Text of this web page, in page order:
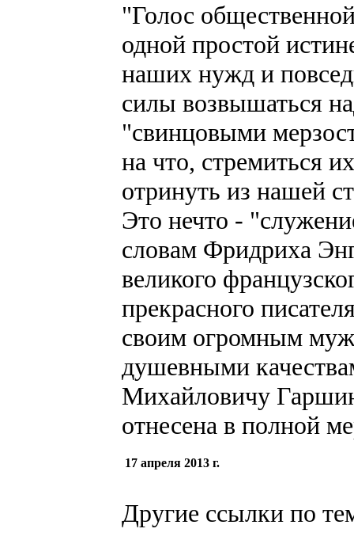
"Голос
одной простой
наших нужд и
силы возвышаться
"свинцовыми
на что, стремиться
отринуть из нашей
Это нечто -
словам Фридриха
великого
прекрасного
своим огромным
душевными
Михайловичу
отнесена в полной
17 апреля 2013 г.
Другие ссылки по